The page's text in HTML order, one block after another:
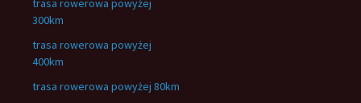
trasa rowerowa powyżej
300km
trasa rowerowa powyżej
400km
trasa rowerowa powyżej 80km